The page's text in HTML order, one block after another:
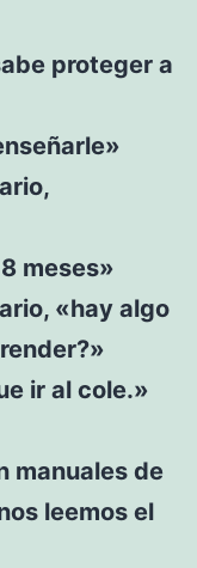
proteger a
meses»
«hay algo
ir al cole.»
manuales de
leemos el